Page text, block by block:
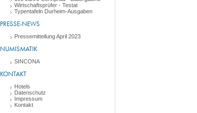
Wirtschaftsprüfer - Testat
Typentafeln Durheim-Ausgaben
PRESSE-NEWS
Pressemitteilung April 2023
NUMISMATIK
SINCONA
KONTAKT
Hotels
Datenschutz
Impressum
Kontakt